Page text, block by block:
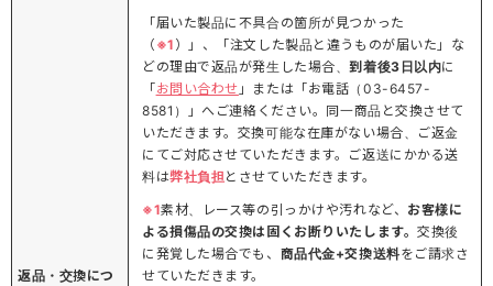
返品・交換につ
「届いた製品に不具合の箇所が見つかった
（ ※1 ）」、「注文した製品と違うものが届いた」な
どの理由で返品が発生した場合、到着後3日以内に
「お問い合わせ 」または「お電話（03-6457-
8581）」へご連絡ください。同一商品と交換させて
いただきます。交換可能な在庫がない場合、ご返金
にてご対応させていただきます。ご返送にかかる送
料は弊社負担とさせていただきます。
※1素材、レース等の引っかけや汚れなど、 お客様に
よる損傷品の交換は固くお断りいたします。交換後
に発覚した場合でも、 商品代金+交換送料をご請求さ
せていただきます。